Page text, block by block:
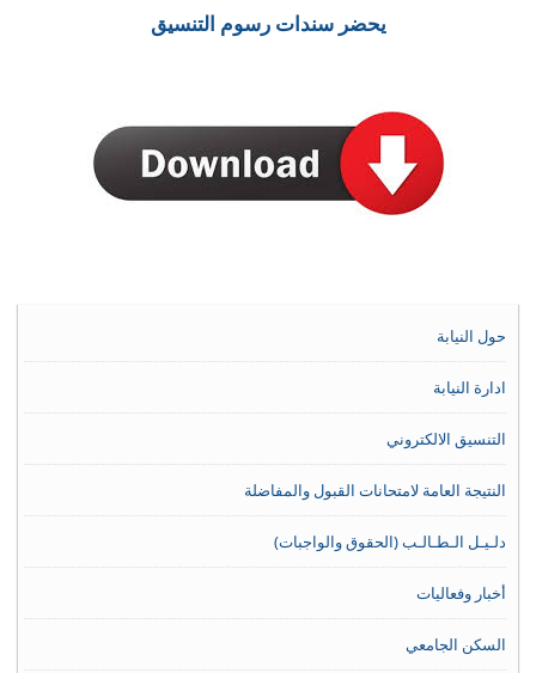
يحضر سندات رسوم التنسيق
حول النيابة
ادارة النيابة
التنسيق الالكتروني
النتيجة العامة لامتحانات القبول والمفاضلة
دلـيـل الـطـالـب (الحقوق والواجبات)
أخبار وفعاليات
السكن الجامعي